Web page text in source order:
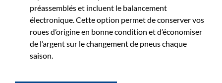
préassemblés et incluent le balancement
électronique. Cette option permet de conserver vos
roues d’origine en bonne condition et d’économiser
de l’argent sur le changement de pneus chaque
saison.